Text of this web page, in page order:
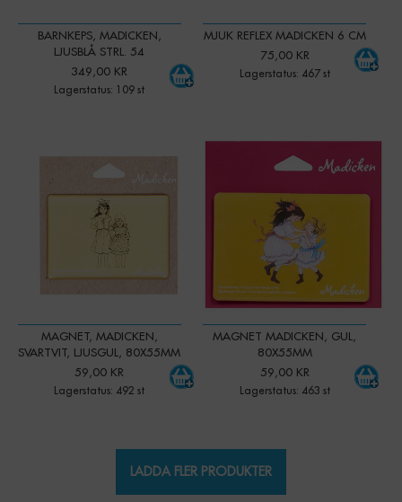
BARNKEPS, MADICKEN,
LJUSBLÅ STRL. 54
349,00 KR
Lagerstatus: 109 st
MJUK REFLEX MADICKEN 6 CM
75,00 KR
Lagerstatus: 467 st
MAGNET, MADICKEN,
SVARTVIT, LJUSGUL, 80X55MM
59,00 KR
Lagerstatus: 492 st
MAGNET MADICKEN, GUL,
80X55MM
59,00 KR
Lagerstatus: 463 st
+
LADDA FLER PRODUKTER